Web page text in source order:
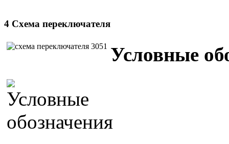
4 Схема переключателя
Условные